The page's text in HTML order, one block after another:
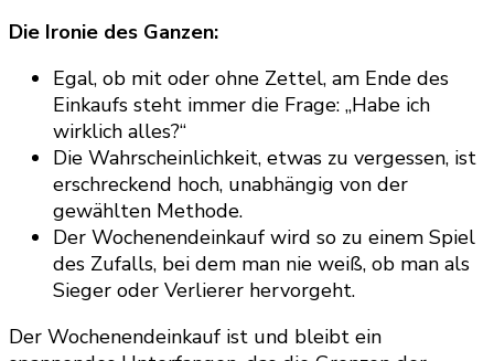
Die Ironie des Ganzen:
Egal, ob mit oder ohne Zettel, am Ende des
Einkaufs steht immer die Frage: „Habe ich
wirklich alles?“
Die Wahrscheinlichkeit, etwas zu vergessen, ist
erschreckend hoch, unabhängig von der
gewählten Methode.
Der Wochenendeinkauf wird so zu einem Spiel
des Zufalls, bei dem man nie weiß, ob man als
Sieger oder Verlierer hervorgeht.
Der Wochenendeinkauf ist und bleibt ein